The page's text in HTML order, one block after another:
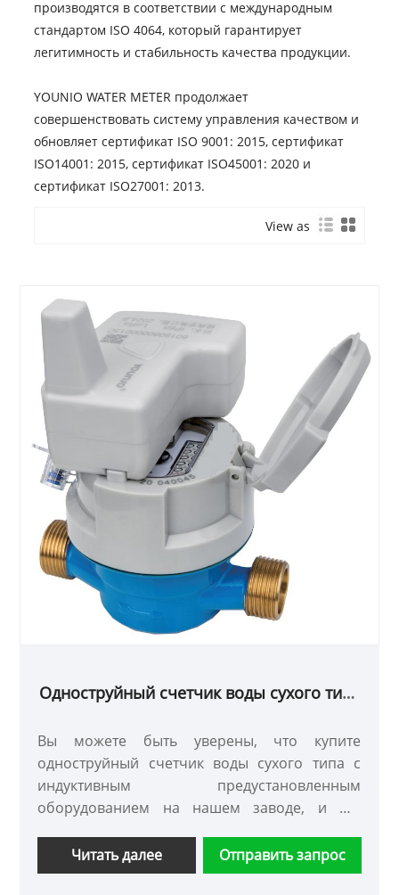
производятся в соответствии с международным
стандартом ISO 4064, который гарантирует
легитимность и стабильность качества продукции.
YOUNIO WATER METER продолжает
совершенствовать систему управления качеством и
обновляет сертификат ISO 9001: 2015, сертификат
ISO14001: 2015, сертификат ISO45001: 2020 и
сертификат ISO27001: 2013.
View as
Одноструйный счетчик воды сухого типа
индуктивным оборудованием
Вы можете быть уверены, что купите
одноструйный счетчик воды сухого типа с
индуктивным предустановленным
оборудованием на нашем заводе, и мы
обслуживание и своевременную доставку.
Читать далее Отправить запрос